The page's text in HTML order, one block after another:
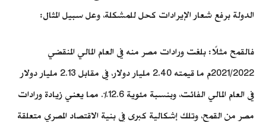
الدولة برفع شعار الإيرادات كحل للمشكلة، وعل سبيل المثال:
فالقمح مثلًا: بلغت ورادات مصر منه في العام المالي المنقضي
2021/2022م ما قيمته 2.40 مليار دولار، في مقابل 2.13 مليار دولار
في العام المالي الفائت، وبنسبة مئوية 12.6%. مما يعني زيادة ورادات
مصر من القمح، وتلك إشكالية كبرى في بنية الاقتصاد المصري متعلقة